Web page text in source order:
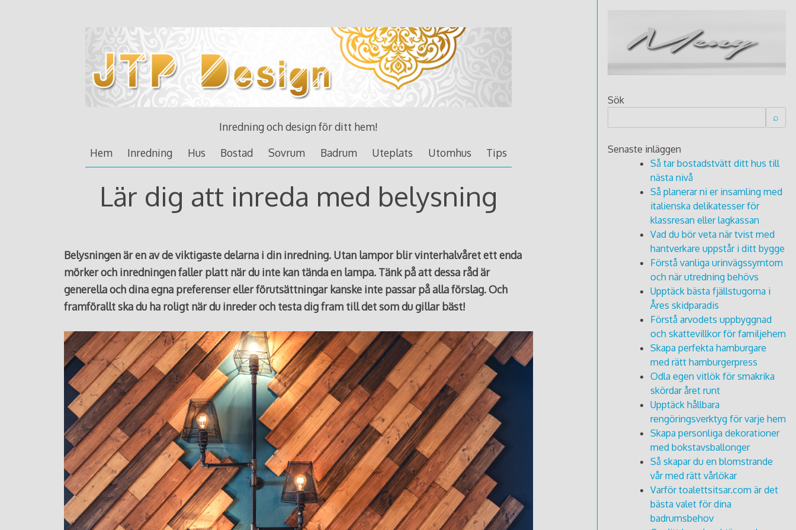
Inredning och design för ditt hem!
Hem
Inredning Hus Bostad Sovrum Badrum Uteplats Utomhus Tips
Lär dig att inreda med belysning
Belysningen är en av de viktigaste delarna i din inredning. Utan lampor blir vinterhalvåret ett enda
mörker och inredningen faller platt när du inte kan tända en lampa. Tänk på att dessa råd är
generella och dina egna preferenser eller förutsättningar kanske inte passar på alla förslag. Och
framförallt ska du ha roligt när du inreder och testa dig fram till det som du gillar bäst!
Sök
Senaste inläggen
Så tar bostadstvätt ditt hus till
nästa nivå
Så planerar ni er insamling med
italienska delikatesser för
klassresan eller lagkassan
Vad du bör veta när tvist med
hantverkare uppstår i ditt bygge
Förstå vanliga urinvägssymtom
och när utredning behövs
Upptäck bästa fjällstugorna i
Åres skidparadis
Förstå arvodets uppbyggnad
och skattevillkor för familjehem
Skapa perfekta hamburgare
med rätt hamburgerpress
Odla egen vitlök för smakrika
skördar året runt
Upptäck hållbara
rengöringsverktyg för varje hem
Skapa personliga dekorationer
med bokstavsballonger
Så skapar du en blomstrande
vår med rätt vårlökar
Varför toalettsitsar.com är det
bästa valet för dina
badrumsbehov